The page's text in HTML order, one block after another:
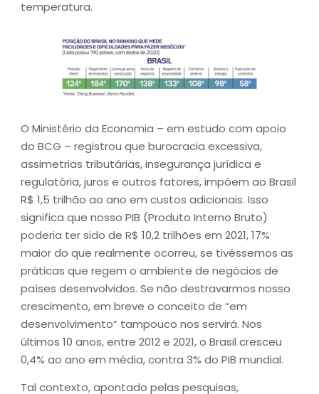
temperatura.
O Ministério da Economia – em estudo com apoio
do BCG – registrou que burocracia excessiva,
assimetrias tributárias, insegurança jurídica e
regulatória, juros e outros fatores, impõem ao Brasil
R$ 1,5 trilhão ao ano em custos adicionais. Isso
significa que nosso PIB (Produto Interno Bruto)
poderia ter sido de R$ 10,2 trilhões em 2021, 17%
maior do que realmente ocorreu, se tivéssemos as
práticas que regem o ambiente de negócios de
países desenvolvidos. Se não destravarmos nosso
crescimento, em breve o conceito de “em
desenvolvimento” tampouco nos servirá. Nos
últimos 10 anos, entre 2012 e 2021, o Brasil cresceu
0,4% ao ano em média, contra 3% do PIB mundial.
Tal contexto, apontado pelas pesquisas,